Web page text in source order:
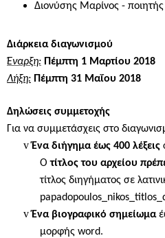
Διονύσης Μαρίνος- ποιητής
Διάρκεια διαγωνισμού
Έναρξη: Πέμπτη 1 Μαρτίου 2018
Λήξη: Πέμπτη 31 Μαΐου 2018
Δηλώσεις συμμετοχής
Για να συμμετάσχεις στο
v Ένα διήγημα έως 400 λέξεις
Οτίτλος του αρχείου
τίτλος διηγήματος σε
papadopoulos nikos titlos
v Ένα βιογραφικό σημείωμα
μορφής word.